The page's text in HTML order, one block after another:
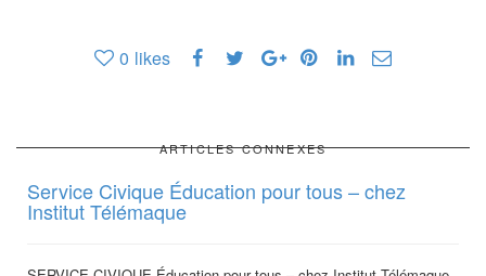
0 likes
ARTICLES CONNEXES
Service Civique Éducation pour tous – chez
Institut Télémaque